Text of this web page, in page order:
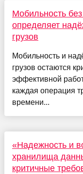
Мобильность
определяет
грузов
Мобильность и
грузов остаются
эффективной
каждая операция
времени...
«Надежность и
хранилища
критичные